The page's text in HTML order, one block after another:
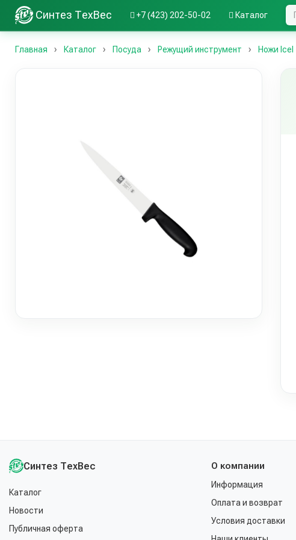
Синтез ТехВес +7 (423) 202-50-02 Каталог
Главная Каталог Посуда Режущий инструмент Ножи Iсel
Синтез ТехВес
Каталог
Новости
Публичная оферта
О компании
Информация
Оплата и возврат
Условия доставки